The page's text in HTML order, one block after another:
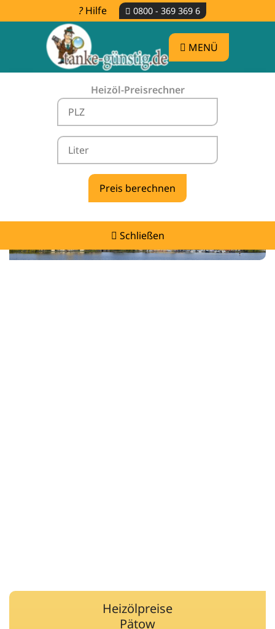
Hilfe 0800 - 369 369 6
MENÜ
Heizöl-Preisrechner
Schließen
Heizölpreise Pätow -
vergleichen & günstig tanken
Heizölpreise
Pätow